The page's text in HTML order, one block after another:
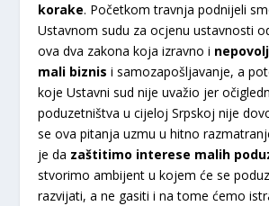
korake. Početkom travnja podnijeli
Ustavnom sudu za ocjenu ustavnosti
ova dva zakona koja izravno i
mali biznis i samozapošljavanje, a
koje Ustavni sud nije uvažio jer
poduzetništva u cijeloj Srpskoj nije
se ova pitanja uzmu u hitno
je da zaštitimo interese malih
stvorimo ambijent u kojem će se
razvijati, a ne gasiti i na tome ćemo